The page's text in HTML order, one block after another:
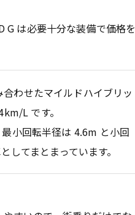
G は必要十分な装備で価格を
わせたマイルドハイブリッ
L です。
小回転半径は 4.6m と小回
てまとまっています。